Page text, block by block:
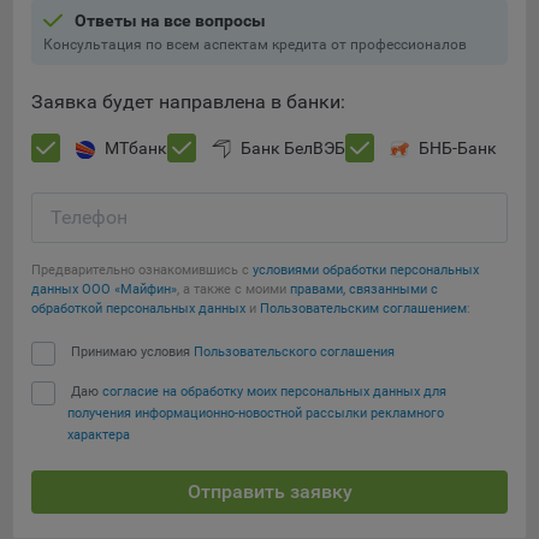
составить представление о тенденциях использования
сайта в целом. Общество использует информацию для
9.5. Файлы cookie, применяемые для определения целевой
аудитории и в рекламных целях, например Яндекс.Метрика,
Google Analytics.
платформ «Google Analytics», «Яндекс.Метрика»
(статистические), установлены на сервере Общества и не
передаются третьим лицам, часть из которых хранятся во
время пользования сайтом;
Остальные - не более года.
Отключение аналитических файлов cookie не позволяет
наиболее и наименее популярные страницы и принимать
меры по совершенствованию работы сайта исходя из
Сохранить мои изменения
Сохранить по умолчанию
Ответы на все вопросы
Консультация по всем аспектам кредита от профессионалов
Заявка будет направлена в банки:
МТбанк Банк БелВЭБ БНБ-Банк
Телефон
Предварительно ознакомившись с условиями обработки персональных
данных ООО «Майфин», а также с моими правами, связанными с
обработкой персональных данных и Пользовательским соглашением:
Принимаю условия Пользовательского соглашения
Даю согласие на обработку моих персональных данных для
получения информационно-новостной рассылки рекламного
характера
Отправить заявку